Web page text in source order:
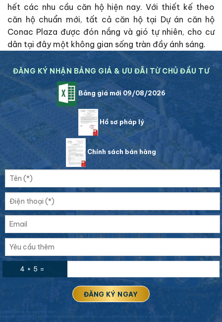
hết các nhu cầu căn hộ hiện nay. Với thiết kế theo
căn hộ chuẩn mới, tất cả căn hộ tại Dự án căn hộ
Conac Plaza được đón nắng và gió tự nhiên, cho cư
dân tại đây một không gian sống tràn đầy ánh sáng.
ĐĂNG KÝ NHẬN BẢNG GIÁ & ƯU ĐÃI TỪ CHỦ ĐẦU TƯ
Bảng giá mới 09/08/2026
Hồ sơ pháp lý
Chính sách bán hàng
4 + 5 =